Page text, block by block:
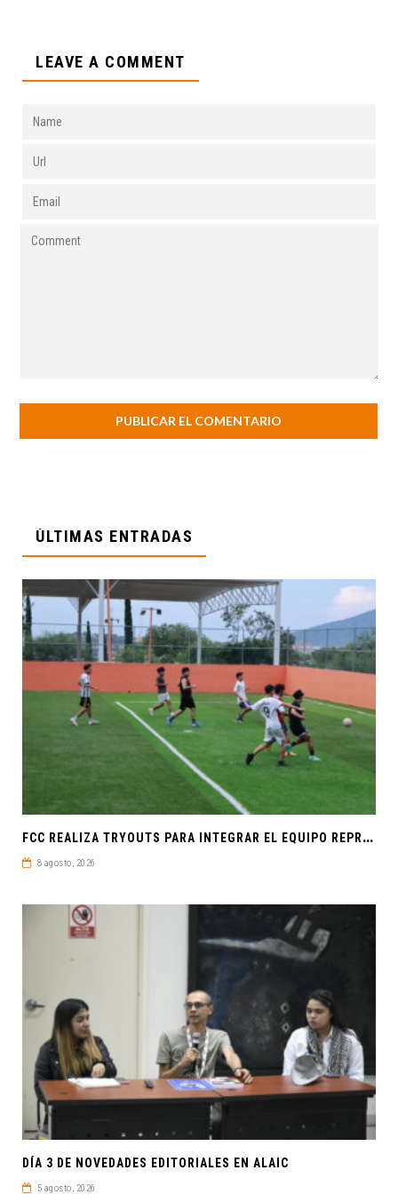
LEAVE A COMMENT
ÚLTIMAS ENTRADAS
F
CC REALIZA TRYOUTS PARA INTEGRAR EL EQUIPO REPRESENTATIVO DE FÚTBOL SOCCER
8 agosto, 2026
DÍA 3 DE NOVEDADES EDITORIALES EN ALAIC
5 agosto, 2026